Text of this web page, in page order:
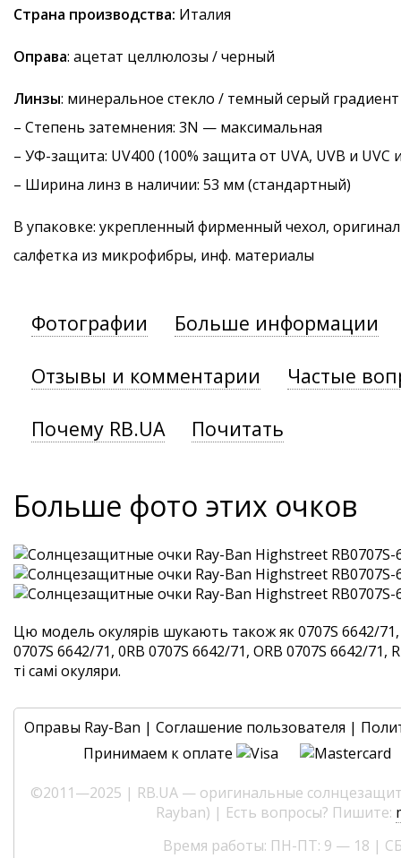
Страна производства: Италия
Оправа: ацетат целлюлозы / черный
Линзы: минеральное стекло / темный серый градиент
– Степень затемнения: 3N — максимальная
– УФ-защита: UV400 (100% защита от UVA, UVB и UVC
– Ширина линз в наличии: 53 мм (стандартный)
В упаковке: укрепленный фирменный чехол,
салфетка из микрофибры, инф. материалы
Фотографии Больше информации
Отзывы и комментарии Частые
Почему RB.UA Почитать
Больше фото этих очков
Цю модель окулярів шукають також як 0707S 6642/71,
0707S 6642/71, 0RB 0707S 6642/71, ORB 0707S 6642/71,
ті самі окуляри.
Оправы Ray-Ban | Соглашение пользователя |
Принимаем к оплате
©2011—2025 | RB.UA — оригинальные
Rayban) | Есть вопросы? Пишите:
Время работы: ПН-ПТ: 9 — 18 |